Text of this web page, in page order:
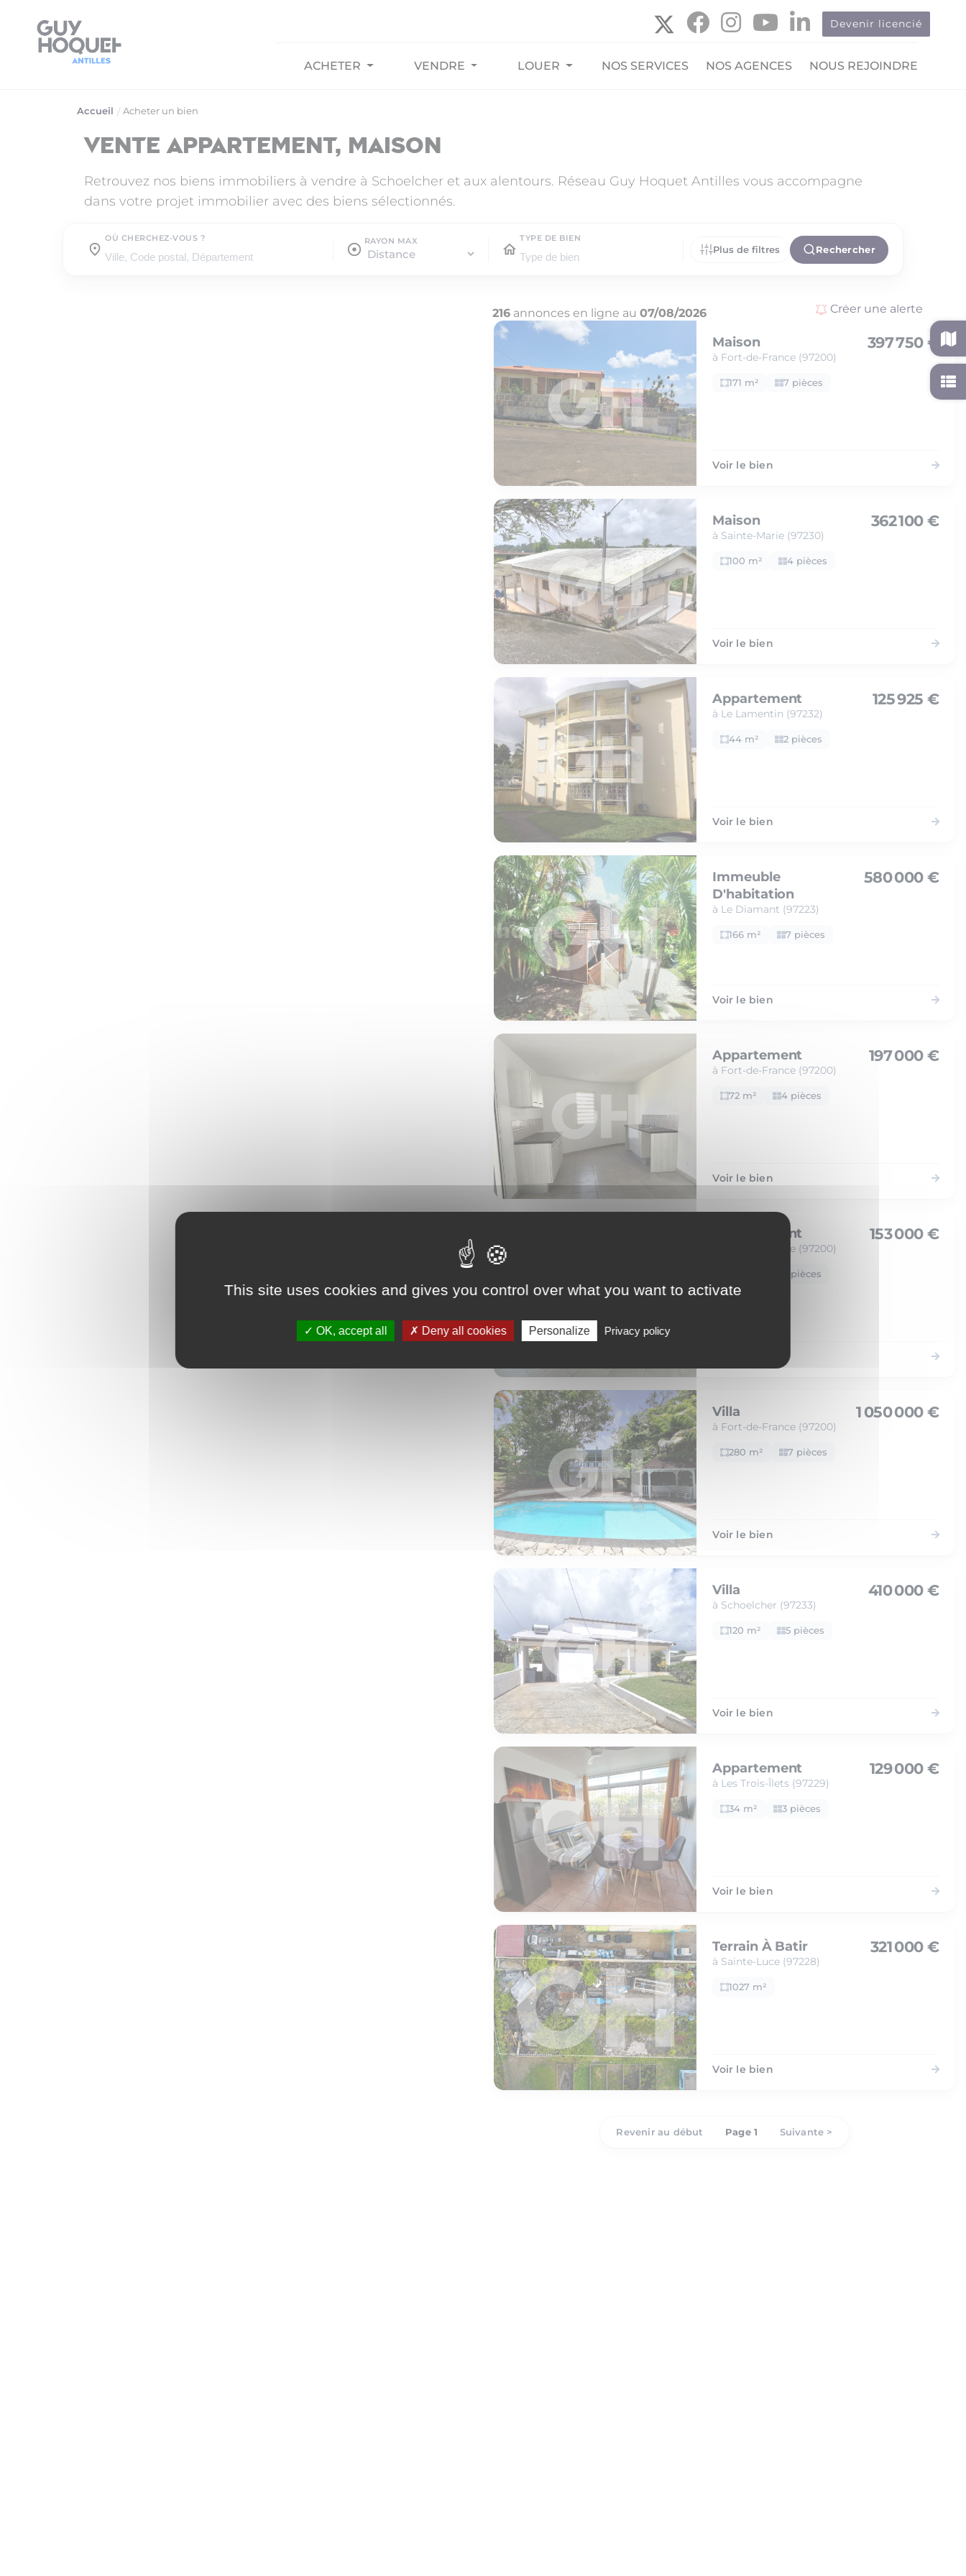
Devenir licencié
ACHETER VENDRE LOUER NOS SERVICES NOS AGENCES NOUS REJOINDRE
Accueil Acheter un bien
Vente appartement, maison
Retrouvez nos biens immobiliers à vendre à Schoelcher et aux alentours. Réseau Guy Hoquet Antilles vous accompagne
dans votre projet immobilier avec des biens sélectionnés.
OÙ CHERCHEZ-VOUS ?
Où cherchez-vous ?
RAYON MAX TYPE DE BIEN
Plus de filtres Rechercher
216 annonces en ligne au07/08/2026 Créer une alerte
Maison
à Fort-de-France (97200)
397 750 €
171 m² 7 pièces
Voir le bien
Maison
à Sainte-Marie (97230)
362 100 €
100 m² 4 pièces
Voir le bien
Appartement
à Le Lamentin (97232)
125 925 €
44 m² 2 pièces
Voir le bien
Immeuble
D'habitation
à Le Diamant (97223)
580 000 €
166 m² 7 pièces
Voir le bien
Appartement
à Fort-de-France (97200)
197 000 €
72 m² 4 pièces
Voir le bien
Appartement
à Fort-de-France (97200)
153 000 €
2 pièces
Villa
à Fort-de-France (97200)
1 050 000 €
280 m² 7 pièces
Voir le bien
Villa
à Schoelcher (97233)
410 000 €
120 m² 5 pièces
Voir le bien
Appartement
à Les Trois-Îlets (97229)
129 000 €
34 m² 3 pièces
Voir le bien
Terrain À Batir
à Sainte-Luce (97228)
321 000 €
1027 m²
Voir le bien
Revenir au début Page 1 Suivante >
This site uses cookies and gives you control over what you want to activate
OK, accept all Deny all cookies Personalize Privacy policy